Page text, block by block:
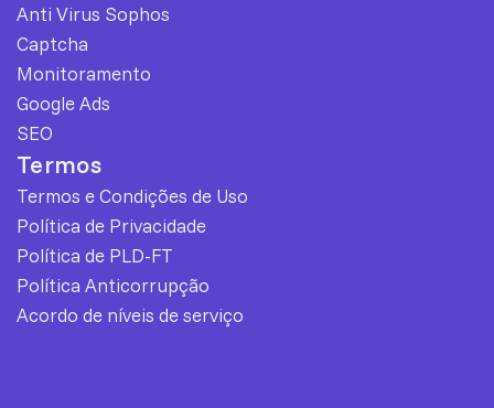
Anti Virus Sophos
Captcha
Monitoramento
Google Ads
SEO
Termos
Termos e Condições de Uso
Política de Privacidade
Política de PLD-FT
Política Anticorrupção
Acordo de níveis de serviço